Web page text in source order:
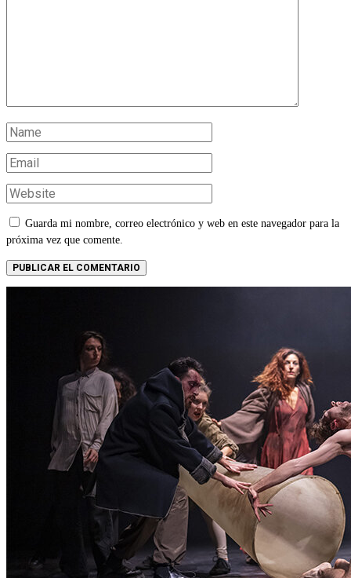
Guarda mi nombre, correo electrónico y web en este navegador para la
próxima vez que comente.